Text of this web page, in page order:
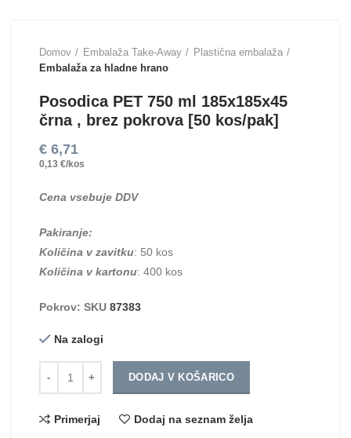
Domov Embalaža Take-Away
Plastična embalaža
Embalaža za hladne hrano
Posodica PET 750 ml 185x185x45
črna , brez pokrova [50 kos/pak]
€ 6,71
0,13 €/kos
Cena vsebuje DDV
Pakiranje:
Količina v zavitku: 50 kos
Količina v kartonu: 400 kos
Pokrov: SKU 87383
Na zalogi
DODAJ V KOŠARICO
Primerjaj Dodaj na seznam želja